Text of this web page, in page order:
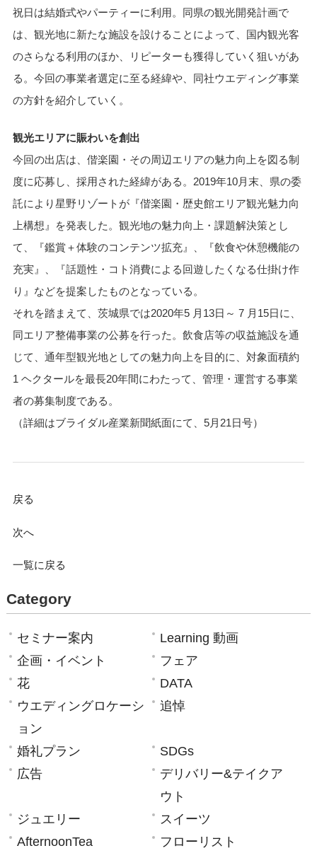
祝日は結婚式やパーティーに利用。同県の観光開発計画で
は、観光地に新たな施設を設けることによって、国内観光客
のさらなる利用のほか、リピーターも獲得していく狙いがあ
る。今回の事業者選定に至る経緯や、同社ウエディング事業
の方針を紹介していく。
観光エリアに賑わいを創出
今回の出店は、偕楽園・その周辺エリアの魅力向上を図る制
度に応募し、採用された経緯がある。2019年10月末、県の委
託により星野リゾートが『偕楽園・歴史館エリア観光魅力向
上構想』を発表した。観光地の魅力向上・課題解決策とし
て、『鑑賞＋体験のコンテンツ拡充』、『飲食や休憩機能の
充実』、『話題性・コト消費による回遊したくなる仕掛け作
り』などを提案したものとなっている。
それを踏まえて、茨城県では2020年5 月13日～ 7 月15日に、
同エリア整備事業の公募を行った。飲食店等の収益施設を通
じて、通年型観光地としての魅力向上を目的に、対象面積約
1 ヘクタールを最長20年間にわたって、管理・運営する事業
者の募集制度である。
（詳細はブライダル産業新聞紙面にて、5月21日号）
戻る
次へ
一覧に戻る
Category
セミナー案内
Learning 動画
企画・イベント
フェア
花
DATA
ウエディングロケーシ
ョン
追悼
婚礼プラン
SDGs
広告
デリバリー&テイクア
ウト
ジュエリー
スイーツ
AfternoonTea
フローリスト